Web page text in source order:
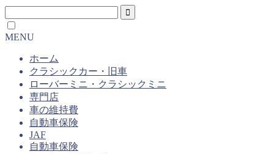
MENU
ホーム
クラシックカー・旧車
ローバーミニ・クラシックミニ
専門店
車の維持費
自動車保険
JAF
自動車保険